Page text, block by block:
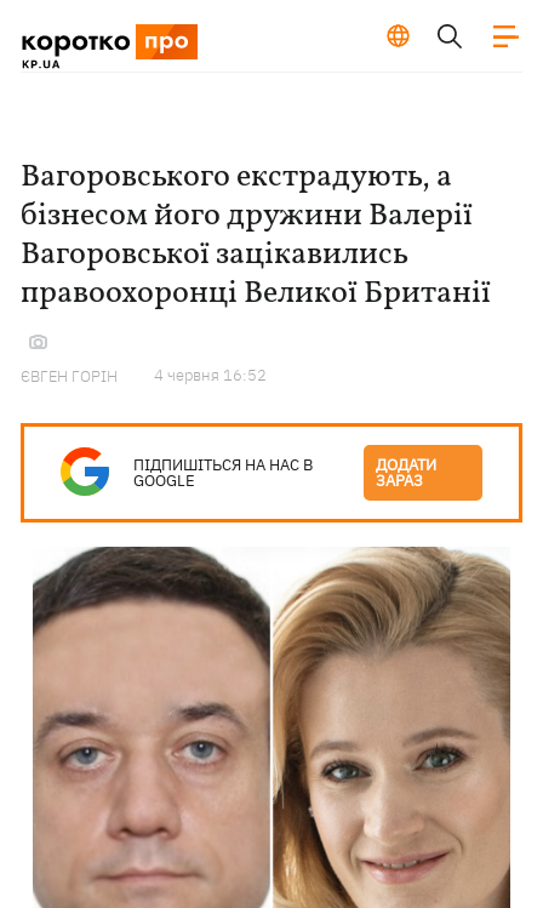
Вагоровського екстрадують, а
бізнесом його дружини Валерії
Вагоровської зацікавились
правоохоронці Великої Британії
ЄВГЕН ГОРІН 4 червня 16:52
ПІДПИШІТЬСЯ НА НАС В
GOOGLE
ДОДАТИ
ЗАРАЗ